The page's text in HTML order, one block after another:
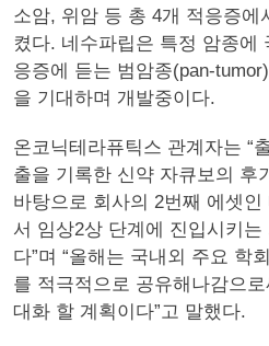
소암, 위암 등 총 4개 적응증에
켰다. 네수파립은 특정 암종에
응증에 듣는 범암종(pan-
을 기대하며 개발중이다.
온코닉테라퓨틱스 관계자는 “
출을 기록한 신약 자큐보의 후
바탕으로 회사의 2번째 에셋
서 임상2상 단계에 진입시키
다”며 “올해는 국내외 주요 학
를 적극적으로 공유해나감으
대화 할 계획이다”고 말했다.